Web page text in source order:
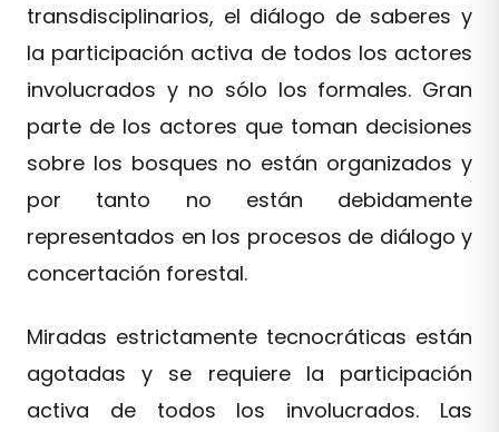
transdisciplinarios, el diálogo de saberes y
la participación activa de todos los actores
involucrados y no sólo los formales. Gran
parte de los actores que toman decisiones
sobre los bosques no están organizados y
por tanto no están debidamente
representados en los procesos de diálogo y
concertación forestal.
Miradas estrictamente tecnocráticas están
agotadas y se requiere la participación
activa de todos los involucrados. Las